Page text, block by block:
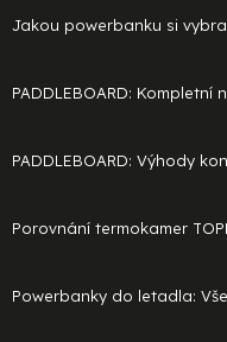
Jakou powerbanku si
PADDLEBOARD:
PADDLEBOARD: Výhody
Porovnání termokamer
Powerbanky do letadla: